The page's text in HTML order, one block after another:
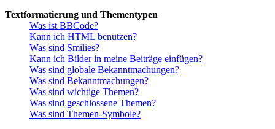
Textformatierung und Thementypen
Was ist BBCode?
Kann ich HTML benutzen?
Was sind Smilies?
Kann ich Bilder in meine Beiträge einfügen?
Was sind globale Bekanntmachungen?
Was sind Bekanntmachungen?
Was sind wichtige Themen?
Was sind geschlossene Themen?
Was sind Themen-Symbole?